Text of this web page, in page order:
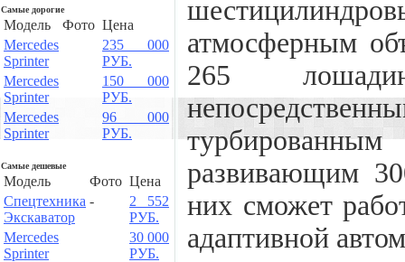
Самые дорогие
Модель Фото Цена
Mercedes
Sprinter
235 000
РУБ.
Mercedes
Sprinter
150 000
РУБ.
Mercedes
Sprinter
96 000
РУБ.
Самые дешевые
Модель Фото Цена
Спецтехника
Экскаватор
-
2 552
РУБ.
Mercedes
Sprinter
30 000
РУБ.
атмосферным
265
развивающим
них сможет
адаптивной